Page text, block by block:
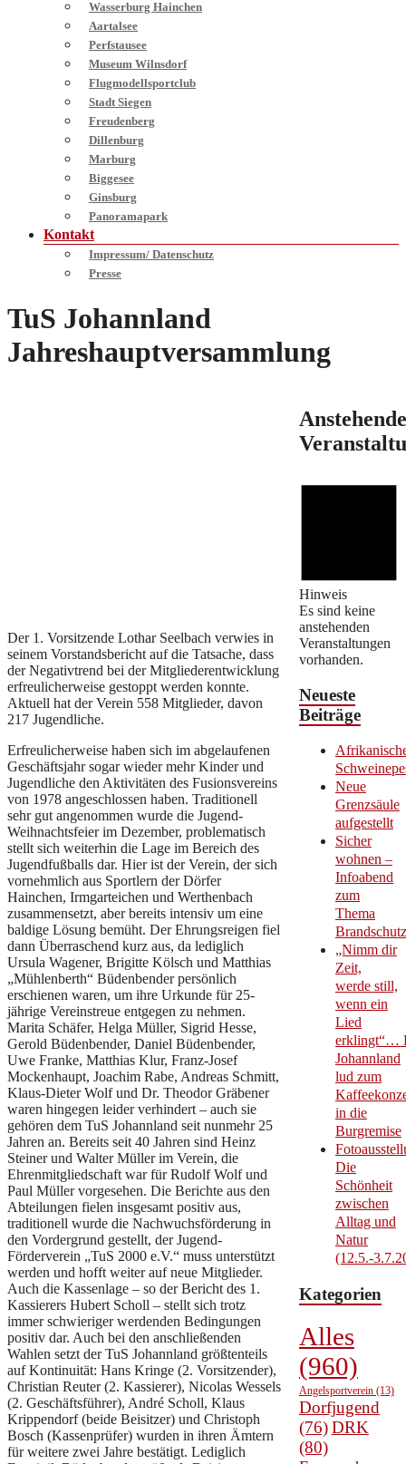
Wasserburg Hainchen
Aartalsee
Perfstausee
Museum Wilnsdorf
Flugmodellsportclub
Stadt Siegen
Freudenberg
Dillenburg
Marburg
Biggesee
Ginsburg
Panoramapark
Kontakt
Impressum/ Datenschutz
Presse
TuS Johannland
Jahreshauptversammlung
Der 1. Vorsitzende Lothar Seelbach verwies in
seinem Vorstandsbericht auf die Tatsache, dass
der Negativtrend bei der Mitgliederentwicklung
erfreulicherweise gestoppt werden konnte.
Aktuell hat der Verein 558 Mitglieder, davon
217 Jugendliche.
Erfreulicherweise haben sich im abgelaufenen
Geschäftsjahr sogar wieder mehr Kinder und
Jugendliche den Aktivitäten des Fusionsvereins
von 1978 angeschlossen haben. Traditionell
sehr gut angenommen wurde die Jugend-
Weihnachtsfeier im Dezember, problematisch
stellt sich weiterhin die Lage im Bereich des
Jugendfußballs dar. Hier ist der Verein, der sich
vornehmlich aus Sportlern der Dörfer
Hainchen, Irmgarteichen und Werthenbach
zusammensetzt, aber bereits intensiv um eine
baldige Lösung bemüht. Der Ehrungsreigen fiel
dann Überraschend kurz aus, da lediglich
Ursula Wagener, Brigitte Kölsch und Matthias
„Mühlenberth“ Büdenbender persönlich
erschienen waren, um ihre Urkunde für 25-
jährige Vereinstreue entgegen zu nehmen.
Marita Schäfer, Helga Müller, Sigrid Hesse,
Gerold Büdenbender, Daniel Büdenbender,
Uwe Franke, Matthias Klur, Franz-Josef
Mockenhaupt, Joachim Rabe, Andreas Schmitt,
Klaus-Dieter Wolf und Dr. Theodor Gräbener
waren hingegen leider verhindert – auch sie
gehören dem TuS Johannland seit nunmehr 25
Jahren an. Bereits seit 40 Jahren sind Heinz
Steiner und Walter Müller im Verein, die
Ehrenmitgliedschaft war für Rudolf Wolf und
Paul Müller vorgesehen. Die Berichte aus den
Abteilungen fielen insgesamt positiv aus,
traditionell wurde die Nachwuchsförderung in
den Vordergrund gestellt, der Jugend-
Förderverein „TuS 2000 e.V.“ muss unterstützt
werden und hofft weiter auf neue Mitglieder.
Auch die Kassenlage – so der Bericht des 1.
Kassierers Hubert Scholl – stellt sich trotz
immer schwieriger werdenden Bedingungen
positiv dar. Auch bei den anschließenden
Wahlen setzt der TuS Johannland größtenteils
auf Kontinuität: Hans Kringe (2. Vorsitzender),
Christian Reuter (2. Kassierer), Nicolas Wessels
(2. Geschäftsführer), André Scholl, Klaus
Krippendorf (beide Beisitzer) und Christoph
Bosch (Kassenprüfer) wurden in ihren Ämtern
für weitere zwei Jahre bestätigt. Lediglich
Anstehende
Hinweis
Es sind keine
anstehenden
Veranstaltungen
vorhanden.
Neueste
Beiträge
Neue
Grenzsäule
aufgestellt
Sicher
wohnen –
Infoabend
zum
Thema
Brandschutz
„Nimm dir
Zeit,
werde still,
wenn ein
Lied
erklingt“…
Johannland
lud zum
in die
Burgremise
Die
Schönheit
zwischen
Alltag und
Natur
(12.5.-
Kategorien
Alles
(960)
Angelsportverein(13)
Dorfjugend
(76)DRK
(80)